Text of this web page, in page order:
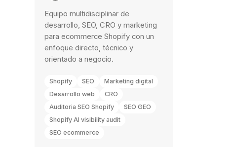
Equipo multidisciplinar de
desarrollo, SEO, CRO y marketing
para ecommerce Shopify con un
enfoque directo, técnico y
orientado a negocio.
Shopify SEO
Marketing digital
Desarrollo web
CRO
Auditoria SEO Shopify
SEO GEO
Shopify AI visibility audit
SEO ecommerce